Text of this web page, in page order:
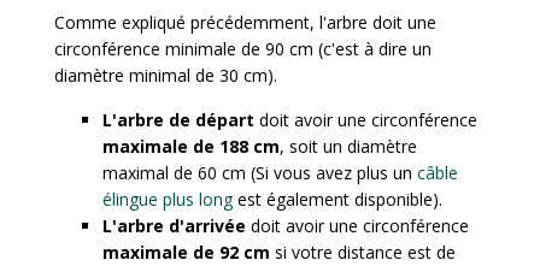
Comme expliqué précédemment, l'arbre doit une
circonférence minimale de 90 cm (c'est à dire un
diamètre minimal de 30 cm).
L'arbre de départ doit avoir une circonférence
maximale de 188 cm, soit un diamètre
maximal de 60 cm (Si vous avez plus un câble
élingue plus longest également disponible).
L'arbre d'arrivée doit avoir une circonférence
maximale de 92 cm si votre distance est de